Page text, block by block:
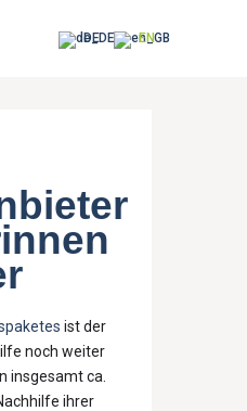
DE EN
ist der
noch weiter
insgesamt ca.
ihrer